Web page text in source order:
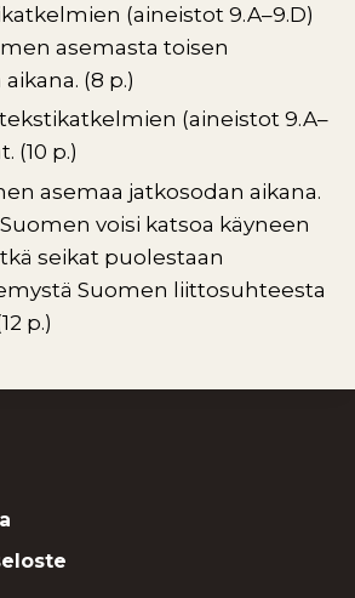
(aineistot 9.A–9.D)
asemasta toisen
(8 p.)
(aineistot 9.A–
(10 p.)
asemaa jatkosodan aikana.
voisi katsoa käyneen
seikat puolestaan
Suomen liittosuhteesta
p.)